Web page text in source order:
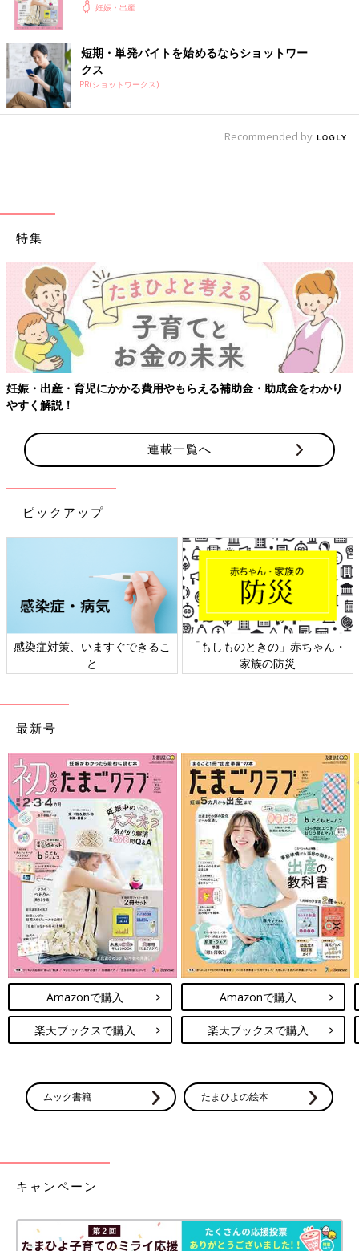
妊娠・出産
短期・単発バイトを始めるならショットワー
クス
PR(ショットワークス)
Recommended by
特集
育児にかかる費用やもらえる補助金・助成金をわかり
【ワクチ
連載一覧へ
ピックアップ
策、いますぐできるこ
「もしものときの」赤ちゃん・
家族の防災
日本外
最新号
Amazonで購入
楽天ブックスで購入
Amazonで購入
楽天ブックスで購入
ムック書籍 たまひよの絵本
キャンペーン